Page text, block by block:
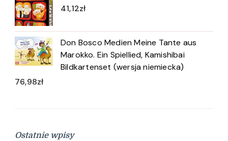
41,12zł
Don Bosco Medien Meine Tante aus
Marokko. Ein Spiellied, Kamishibai
Bildkartenset (wersja niemiecka)
76,98zł
Ostatnie wpisy